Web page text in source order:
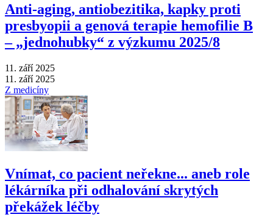
Anti‑aging, antiobezitika, kapky proti
presbyopii a genová terapie hemofilie B
–⁠ „jednohubky“ z výzkumu 2025/8
11. září 2025
11. září 2025
Z medicíny
Vnímat, co pacient neřekne... aneb role
lékárníka při odhalování skrytých
překážek léčby